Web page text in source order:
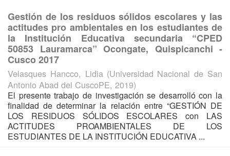
Gestión de los residuos sólidos escolares y las
actitudes pro ambientales en los estudiantes de
la Institución Educativa secundaria “CPED
50853 Lauramarca” Ocongate, Quispicanchi -
Cusco 2017
Velasques Hancco, Lidia (Universidad Nacional de San
Antonio Abad del CuscoPE, 2019)
El presente trabajo de investigación se desarrolló con la
finalidad de determinar la relación entre “GESTIÓN DE
LOS RESIDUOS SÓLIDOS ESCOLARES con LAS
ACTITUDES PROAMBIENTALES DE LOS
ESTUDIANTES DE LA INSTITUCIÓN EDUCATIVA ...